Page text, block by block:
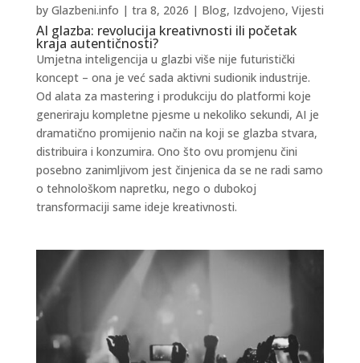
AI glazba: revolucija kreativnosti ili početak
kraja autentičnosti?
by Glazbeni.info | tra 8, 2026 | Blog, Izdvojeno, Vijesti
Umjetna inteligencija u glazbi više nije futuristički
koncept – ona je već sada aktivni sudionik industrije.
Od alata za mastering i produkciju do platformi koje
generiraju kompletne pjesme u nekoliko sekundi, AI je
dramatično promijenio način na koji se glazba stvara,
distribuira i konzumira. Ono što ovu promjenu čini
posebno zanimljivom jest činjenica da se ne radi samo
o tehnološkom napretku, nego o dubokoj
transformaciji same ideje kreativnosti.